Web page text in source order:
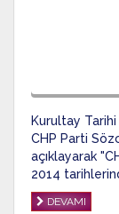
Kurultay
CHP Parti
açıklayarak
2014
DEVAMI